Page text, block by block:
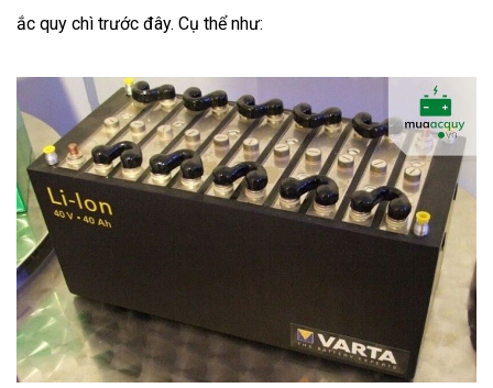
ắc quy chì trước đây. Cụ thể như: